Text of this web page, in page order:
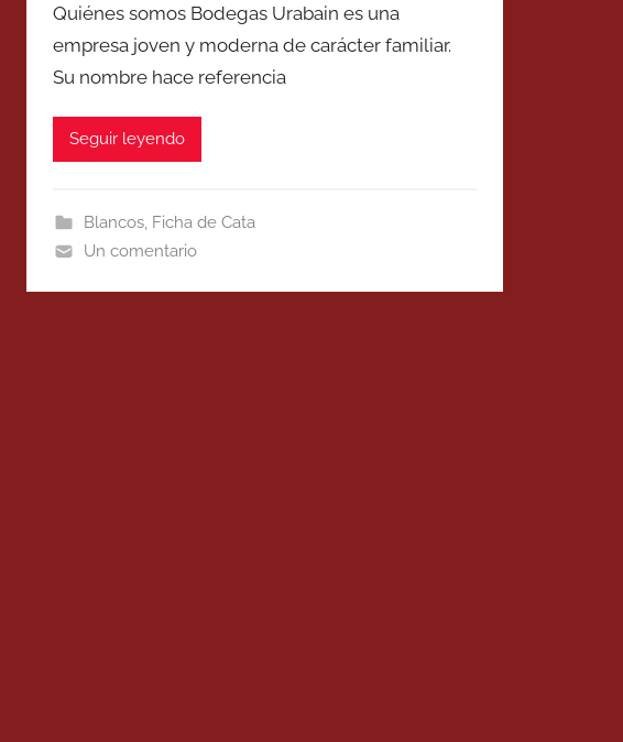
Quiénes somos Bodegas Urabain es una
empresa joven y moderna de carácter familiar.
Su nombre hace referencia
Seguir leyendo
Blancos, Ficha de Cata
Un comentario